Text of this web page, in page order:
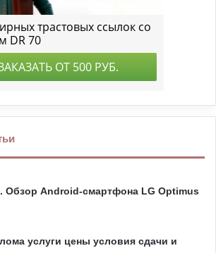
Обзор Android-смартфона LG Optimus
услуги цены условия сдачи и